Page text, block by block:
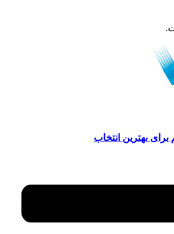
برای بهترین انتخاب